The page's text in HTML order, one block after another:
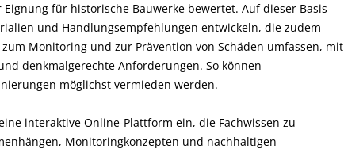
für historische Bauwerke bewertet. Auf dieser Basis
und Handlungsempfehlungen entwickeln, die zudem
Monitoring und zur Prävention von Schäden umfassen, mit
denkmalgerechte Anforderungen. So können
möglichst vermieden werden.
interaktive Online-Plattform ein, die Fachwissen zu
Monitoringkonzepten und nachhaltigen